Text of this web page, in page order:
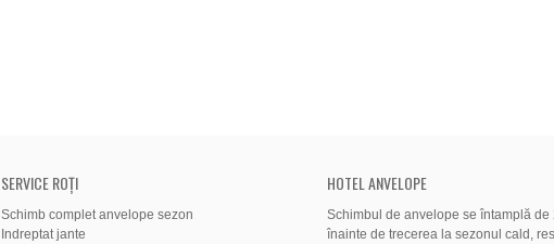
SERVICE ROȚI
Schimb complet anvelope sezon
Indreptat jante
HOTEL ANVELOPE
Schimbul de anvelope se întamplă de
înainte de trecerea la sezonul cald,